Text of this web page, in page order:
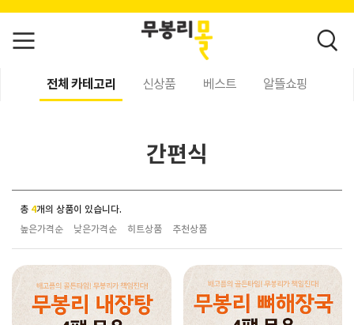
전체 카테고리 신상품 베스트 알뜰쇼핑
간편식
총 4개의 상품이 있습니다.
높은가격순
낮은가격순 히트상품 추천상품